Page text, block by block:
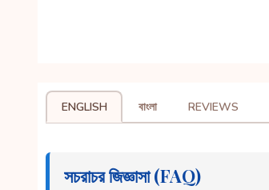
ENGLISH বাংলা REVIEWS
সচরাচর জিজ্ঞাসা (FAQ)